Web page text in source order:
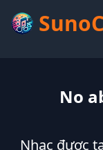
No
Nhạc được